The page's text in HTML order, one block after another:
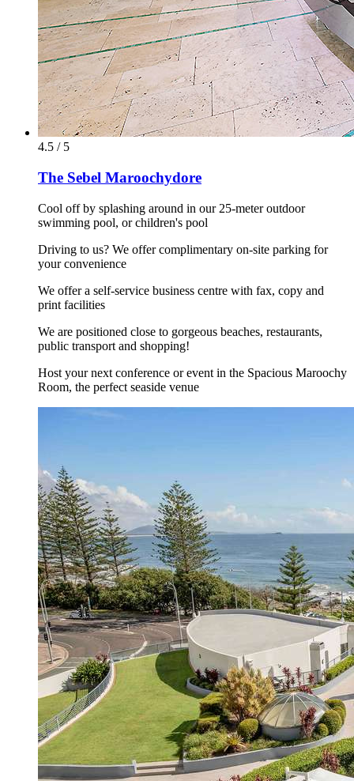
4.5 / 5
The Sebel Maroochydore
Cool off by splashing around in our 25-meter outdoor
swimming pool, or children's pool
Driving to us? We offer complimentary on-site parking for
your convenience
We offer a self-service business centre with fax, copy and
print facilities
We are positioned close to gorgeous beaches, restaurants,
public transport and shopping!
Host your next conference or event in the Spacious Maroochy
Room, the perfect seaside venue